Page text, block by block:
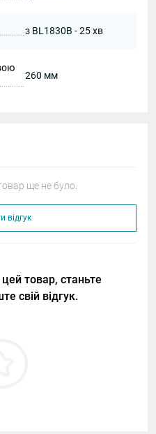
з BL1830B - 25 хв
260 мм
ще не було.
відгук
товар, станьте
свій відгук.